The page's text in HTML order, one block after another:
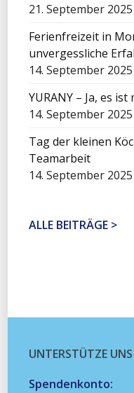
21. September 2025
Ferienfreizeit in
unvergessliche
14. September 2025
YURANY – Ja, es ist
14. September 2025
Tag der kleinen
Teamarbeit
14. September 2025
ALLE BEITRÄGE >
UNTERSTÜTZE UNS
Spendenkonto: